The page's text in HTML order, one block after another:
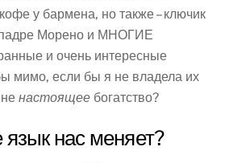
у бармена, но также – ключик
падре Морено и МНОГИЕ
и очень интересные
мимо, если бы я не владела их
ненастоящее богатство?
язык нас меняет?